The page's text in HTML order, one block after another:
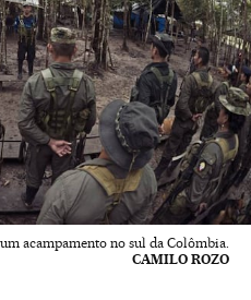
acampamento no sul da Colômbia.
CAMILO ROZO